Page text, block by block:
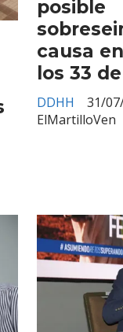
posible
causa
los 33
ElMartilloVen
DDHH 31/